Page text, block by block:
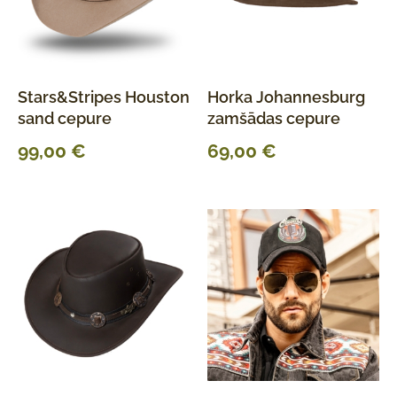
Stars&Stripes Houston
sand cepure
99,00 €
Horka Johannesburg
zamšādas cepure
69,00 €